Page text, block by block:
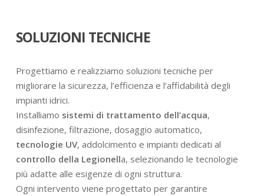
SOLUZIONI TECNICHE
Progettiamo e realizziamo soluzioni tecniche per
migliorare la sicurezza, l’efficienza e l’affidabilità degli
impianti idrici.
Installiamo sistemi di trattamento dell’acqua,
disinfezione, filtrazione, dosaggio automatico,
tecnologie UV, addolcimento e impianti dedicati al
controllo della Legionella, selezionando le tecnologie
più adatte alle esigenze di ogni struttura.
Ogni intervento viene progettato per garantire